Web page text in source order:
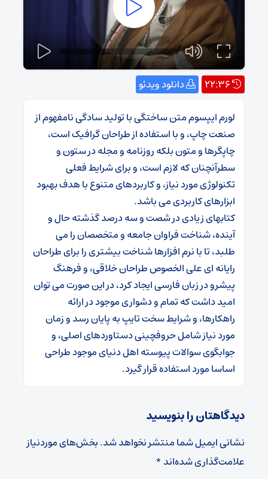
دانلود ویدئو
لورم ایپسوم متن ساختگی با تولید سادگی نامفهوم از
صنعت چاپ، و با استفاده از طراحان گرافیک است،
چاپگرها و متون بلکه روزنامه و مجله در ستون و
سطرآنچنان که لازم است، و برای شرایط فعلی
تکنولوژی مورد نیاز، و کاربردهای متنوع با هدف بهبود
ابزارهای کاربردی می باشد.
کتابهای زیادی در شصت و سه درصد گذشته حال و
آینده، شناخت فراوان جامعه و متخصصان را می
طلبد، تا با نرم افزارها شناخت بیشتری را برای طراحان
رایانه ای علی الخصوص طراحان خلاقی، و فرهنگ
پیشرو در زبان فارسی ایجاد کرد، در این صورت می توان
امید داشت که تمام و دشواری موجود در ارائه
راهکارها، و شرایط سخت تایپ به پایان رسد و زمان
مورد نیاز شامل حروفچینی دستاوردهای اصلی، و
جوابگوی سوالات پیوسته اهل دنیای موجود طراحی
اساسا مورد استفاده قرار گیرد.
دیدگاهتان را بنویسید
نشانی ایمیل شما منتشر نخواهد شد.بخش‌های موردنیاز
علامت‌گذاری شده‌اند*